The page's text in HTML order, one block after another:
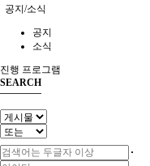
공지/소식
공지
소식
진행 프로그램
SEARCH